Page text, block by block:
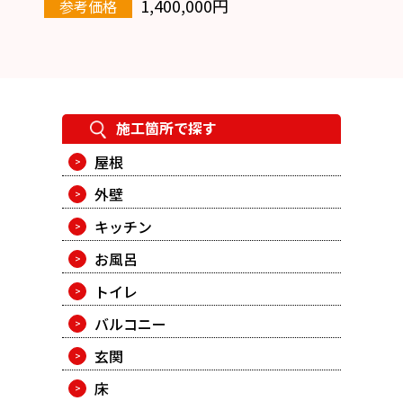
参考価格
1,400,000円
施工箇所で探す
屋根
外壁
キッチン
お風呂
トイレ
バルコニー
玄関
床